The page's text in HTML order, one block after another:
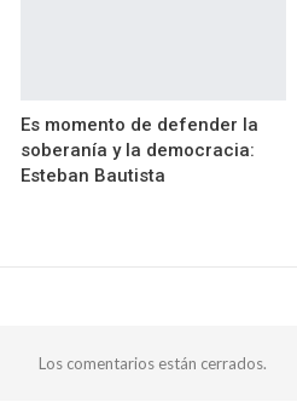
Es momento de defender la
soberanía y la democracia:
Esteban Bautista
Los comentarios están cerrados.